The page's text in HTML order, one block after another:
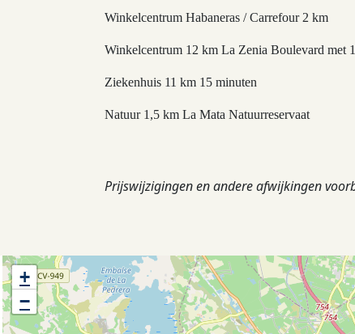
Winkelcentrum Habaneras / Carrefour 2 km
Winkelcentrum 12 km La Zenia Boulevard met
Ziekenhuis 11 km 15 minuten
Natuur 1,5 km La Mata Natuurreservaat
Prijswijzigingen en andere afwijkingen
+
−